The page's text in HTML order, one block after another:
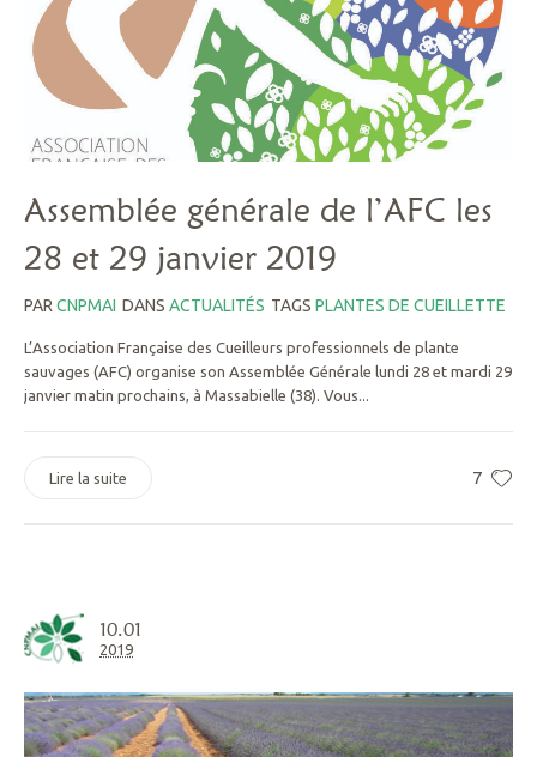
Assemblée générale de l’AFC les
28 et 29 janvier 2019
PAR CNPMAI DANS ACTUALITÉS TAGS PLANTES DE CUEILLETTE
L’Association Française des Cueilleurs professionnels de plante
sauvages (AFC) organise son Assemblée Générale lundi 28 et mardi 29
janvier matin prochains, à Massabielle (38). Vous...
7
Lire la suite
10.01
2019